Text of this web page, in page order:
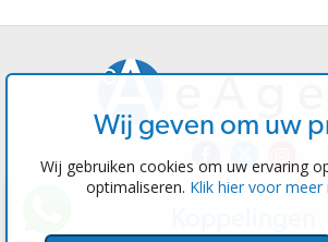
Wij geven om uw
Wij gebruiken cookies om uw ervaring
optimaliseren. Klik hier voor